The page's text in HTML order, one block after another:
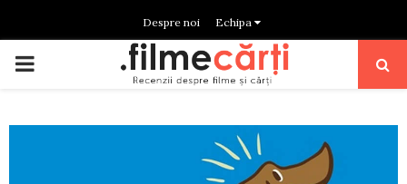
Despre noi Echipa
PRIMARY